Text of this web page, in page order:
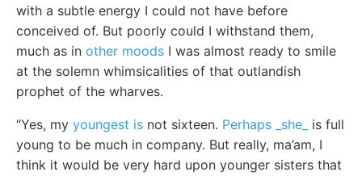
with a subtle energy I could not have before
conceived of. But poorly could I withstand them,
much as in other moods I was almost ready to smile
at the solemn whimsicalities of that outlandish
prophet of the wharves.
“Yes, my youngest is not sixteen. Perhaps _she_
is full
young to be much in company. But really, ma’am, I
think it would be very hard upon younger sisters that